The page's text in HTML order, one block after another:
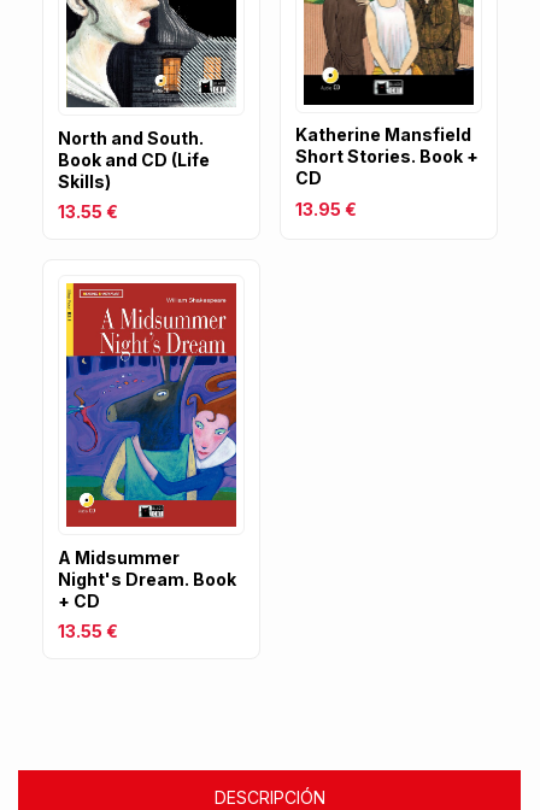
North and South.
Book and CD (Life
Skills)
13.55 €
Katherine Mansfield
Short Stories. Book +
CD
13.95 €
A Midsummer
Night's Dream. Book
+ CD
13.55 €
DESCRIPCIÓN